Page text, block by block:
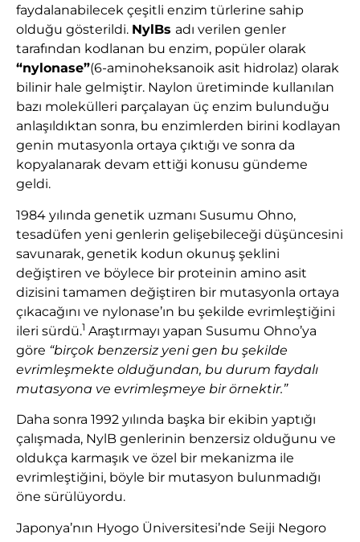
faydalanabilecek çeşitli enzim türlerine sahip
olduğu gösterildi. NylBs adı verilen genler
tarafından kodlanan bu enzim, popüler olarak
“nylonase”(6-aminoheksanoik asit hidrolaz) olarak
bilinir hale gelmiştir. Naylon üretiminde kullanılan
bazı molekülleri parçalayan üç enzim bulunduğu
anlaşıldıktan sonra, bu enzimlerden birini kodlayan
genin mutasyonla ortaya çıktığı ve sonra da
kopyalanarak devam ettiği konusu gündeme
geldi.
1984 yılında genetik uzmanı Susumu Ohno,
tesadüfen yeni genlerin gelişebileceği düşüncesini
savunarak, genetik kodun okunuş şeklini
değiştiren ve böylece bir proteinin amino asit
dizisini tamamen değiştiren bir mutasyonla ortaya
çıkacağını ve nylonase’ın bu şekilde evrimleştiğini
ileri sürdü.1 Araştırmayı yapan Susumu Ohno’ya
göre “birçok benzersiz yeni gen bu şekilde
evrimleşmekte olduğundan, bu durum faydalı
mutasyona ve evrimleşmeye bir örnektir.”
Daha sonra 1992 yılında başka bir ekibin yaptığı
çalışmada, NylB genlerinin benzersiz olduğunu ve
oldukça karmaşık ve özel bir mekanizma ile
evrimleştiğini, böyle bir mutasyon bulunmadığı
öne sürülüyordu.
Japonya’nın Hyogo Üniversitesi’nde Seiji Negoro